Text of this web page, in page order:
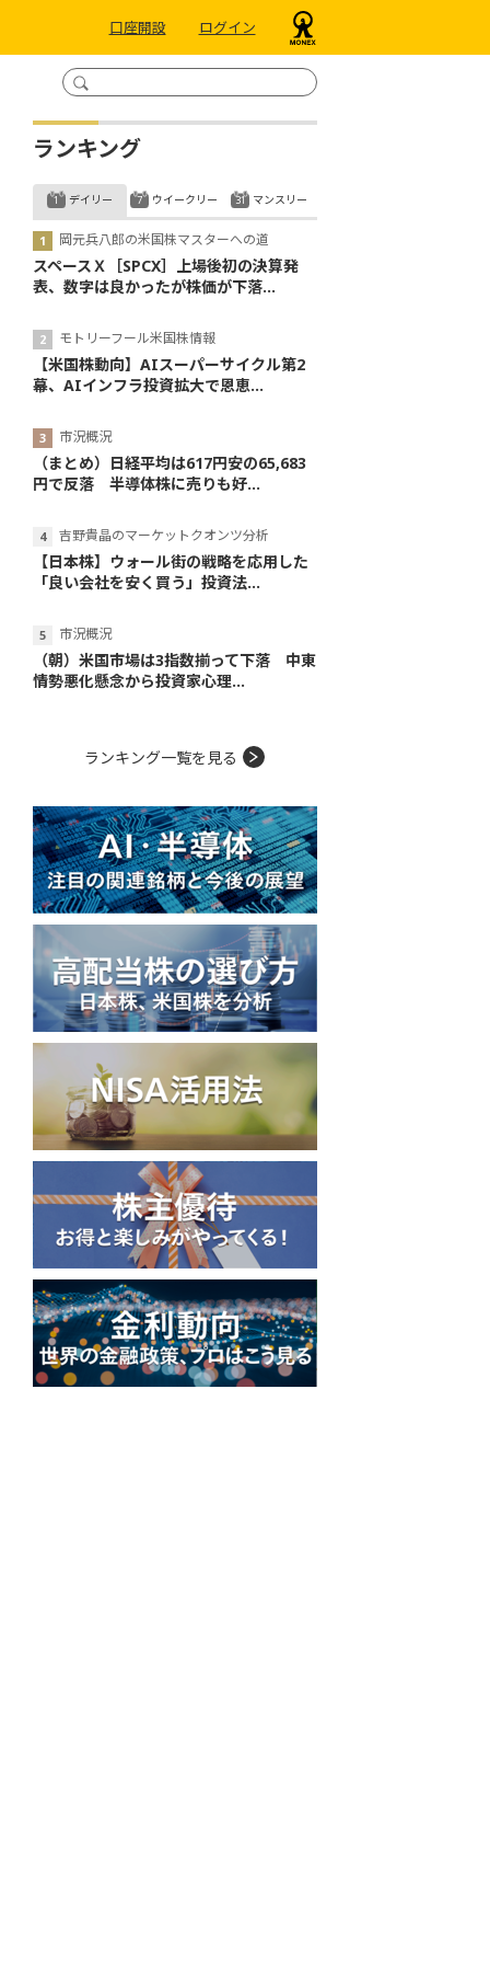
口座開設 ログイン
ランキング
デイリー
岡元兵八郎の米国株マスターへの道
スペースＸ［SPCX］上場後初の決算発
表、数字は良かったが株価が下落...
モトリーフール米国株情報
【米国株動向】AIスーパーサイクル第2
幕、AIインフラ投資拡大で恩恵...
市況概況
（まとめ）日経平均は617円安の65,683
円で反落 半導体株に売りも好...
吉野貴晶のマーケットクオンツ分析
【日本株】ウォール街の戦略を応用した
「良い会社を安く買う」投資法...
市況概況
（朝）米国市場は3指数揃って下落 中東
情勢悪化懸念から投資家心理...
ウイークリー マンスリー
ランキング一覧を見る